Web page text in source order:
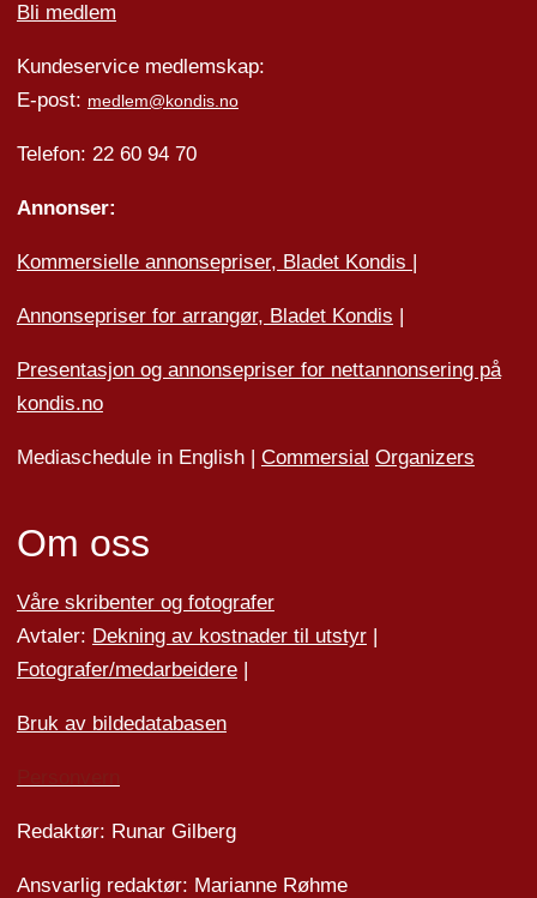
Bli medlem
Kundeservice medlemskap:
E-post: medlem@kondis.no
Telefon: 22 60 94 70
Annonser:
Kommersielle annonsepriser, Bladet Kondis
Annonsepriser for arrangør, Bladet Kondis
Presentasjon og annonsepriser for nettannonsering på
kondis.no
Mediaschedule in English | Commersial Organizers
Om oss
Våre skribenter og fotografer
Avtaler: Dekning av kostnader til utstyr|
Fotografer/medarbeidere|
Bruk av bildedatabasen
Redaktør: Runar Gilberg
Ansvarlig redaktør: Marianne Røhme